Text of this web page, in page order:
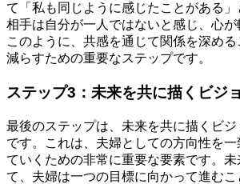
て「私も同じように感じたことがある」
相手は自分が一人ではないと感じ、心が
このように、共感を通じて関係を深め
減らすための重要なステップです。
ステップ3：未来を共に描くビジ
最後のステップは、未来を共に描くビジ
です。これは、夫婦としての方向性を
ていくための非常に重要な要素です。
て、夫婦は一つの目標に向かって進む